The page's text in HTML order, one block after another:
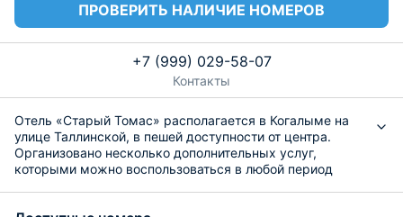
ПРОВЕРИТЬ НАЛИЧИЕ НОМЕРОВ
+7 (999) 029-58-07
Контакты
Отель «Старый Томас» располагается в Когалыме на
улице Таллинской, в пешей доступности от центра.
Организовано несколько дополнительных услуг,
которыми можно воспользоваться в любой период